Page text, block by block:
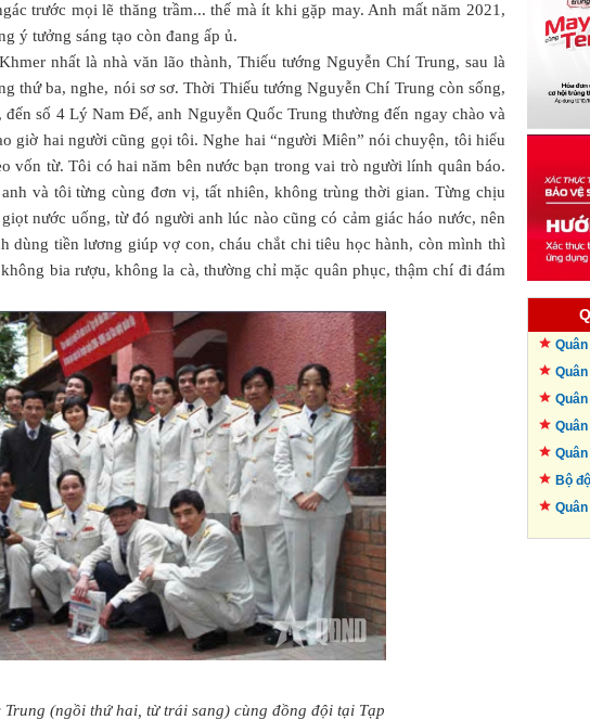
trước mọi lẽ thăng trầm... thế mà ít khi gặp may. Anh mất năm 2021,
ý tưởng sáng tạo còn đang ấp ủ.
nhất là nhà văn lão thành, Thiếu tướng Nguyễn Chí Trung, sau là
thứ ba, nghe, nói sơ sơ. Thời Thiếu tướng Nguyễn Chí Trung còn sống,
số 4 Lý Nam Đế, anh Nguyễn Quốc Trung thường đến ngay chào và
giờ hai người cũng gọi tôi. Nghe hai “người Miên” nói chuyện, tôi hiểu
vốn từ. Tôi có hai năm bên nước bạn trong vai trò người lính quân báo.
và tôi từng cùng đơn vị, tất nhiên, không trùng thời gian. Từng chịu
nước uống, từ đó người anh lúc nào cũng có cảm giác háo nước, nên
dùng tiền lương giúp vợ con, cháu chắt chi tiêu học hành, còn mình thì
bia rượu, không la cà, thường chỉ mặc quân phục, thậm chí đi đám
Trung (ngồi thứ hai, từ trái sang) cùng đồng đội tại Tạp
Bộ